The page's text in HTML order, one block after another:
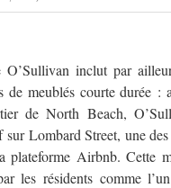
O’Sullivan inclut par
de meublés courte durée :
de North Beach,
Lombard Street, une
Airbnb. Cette
les résidents comme